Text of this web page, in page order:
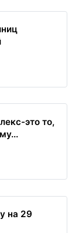
это то,
на 29